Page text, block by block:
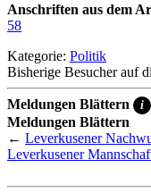
Anschriften aus dem
58
Kategorie: Politik
Bisherige Besucher auf
Meldungen Blättern i
Meldungen Blättern
← Leverkusener
Leverkusener